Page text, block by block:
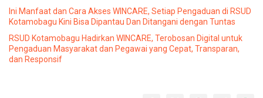
Ini Manfaat dan Cara Akses WINCARE, Setiap Pengaduan di RSUD
Kotamobagu Kini Bisa Dipantau Dan Ditangani dengan Tuntas
RSUD Kotamobagu Hadirkan WINCARE, Terobosan Digital untuk
Pengaduan Masyarakat dan Pegawai yang Cepat, Transparan,
dan Responsif